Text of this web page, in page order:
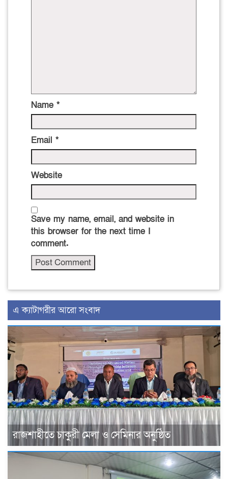
Name *
Email *
Website
Save my name, email, and website in
this browser for the next time I
comment.
এ ক্যাটাগরীর আরো সংবাদ
রাজশাহীতে চাকুরী মেলা ও সেমিনার অনুষ্ঠিত